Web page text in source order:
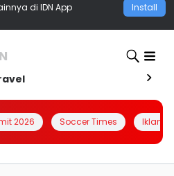
di IDN App Install
2026 Soccer Times Iklanin